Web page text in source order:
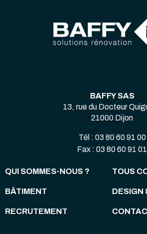
BAFFY SAS
13, rue du Docteur
21000 Dijon
Tél : 03 80 60 91 00
Fax : 03 80 60 91 01
QUI SOMMES-NOUS ? TOUS
BÂTIMENT DESIGN
RECRUTEMENT